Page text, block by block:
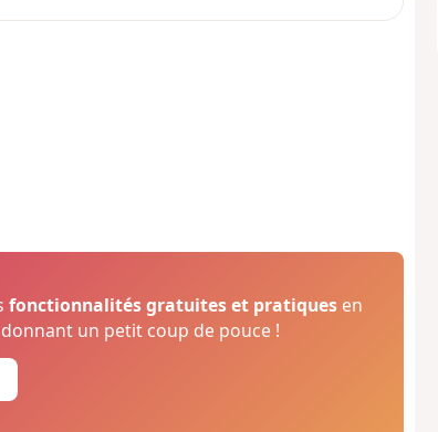
fonctionnalités gratuites et pratiques en
un petit coup de pouce !